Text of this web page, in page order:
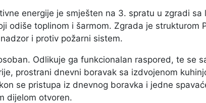
energije je smješten na 3. spratu u zgradi
odiše toplinom i šarmom. Zgrada je strukturom
i protiv požarni sistem.
Odlikuje ga funkcionalan raspored, te se
prostrani dnevni boravak sa izdvojenom
se pristupa iz dnevnog boravka i jedne
dijelom otvoren.